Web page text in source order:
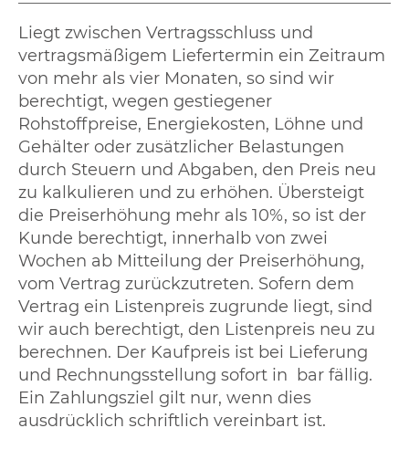
Liegt zwischen Vertragsschluss und
vertragsmäßigem Liefertermin ein Zeitraum
von mehr als vier Monaten, so sind wir
berechtigt, wegen gestiegener
Rohstoffpreise, Energiekosten, Löhne und
Gehälter oder zusätzlicher Belastungen
durch Steuern und Abgaben, den Preis neu
zu kalkulieren und zu erhöhen. Übersteigt
die Preiserhöhung mehr als 10%, so ist der
Kunde berechtigt, innerhalb von zwei
Wochen ab Mitteilung der Preiserhöhung,
vom Vertrag zurückzutreten. Sofern dem
Vertrag ein Listenpreis zugrunde liegt, sind
wir auch berechtigt, den Listenpreis neu zu
berechnen. Der Kaufpreis ist bei Lieferung
und Rechnungsstellung sofort in bar fällig.
Ein Zahlungsziel gilt nur, wenn dies
ausdrücklich schriftlich vereinbart ist.